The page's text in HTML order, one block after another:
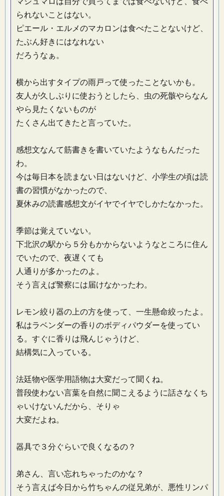
られないことはない。
ピエール・エルメのマカロンは食べたことないけど、
たぶん好きにはなれない
だろうなぁ。
横から出すタイプの雨戸って使ったことないかも。
友人が久しぶりに使おうとしたら、虫の死骸やらなん
やら見たくないものが
たくさん出てきたと言っていた。
感想文なんて筋書きを書いていたようなもんだった
わ。
今は毎日本を読まない日はないけど、小学生の頃は読
書の習慣がなかったので、
夏休みの読書感想文がイヤでイヤでしかたなかった。
季節は覚えていない。
下北沢の駅から５分もかからないようなところに住ん
でいたので、夜遅くても
人通りが多かったのよ。
そう言えば警察には届けなかったわ。
レモン絞り器の上の方を使って、一生懸命絞ったよ。
私はラベンダーの香りのボディパウダーを使ってい
る。すぐに香りは飛んじゃうけど、
結構気に入っている。
法廷物や医学用語物は大変だって聞くね。
普段使わない言葉を自然に聞こえるように話さなくち
ゃいけないんだから、そりゃ
大変だよね。
器具で３分ぐらいで良くなるの？
弟さん、言い忘れちゃったのかな？
そう言えば今日から竹ちゃんの従兄弟が、悪性リンパ